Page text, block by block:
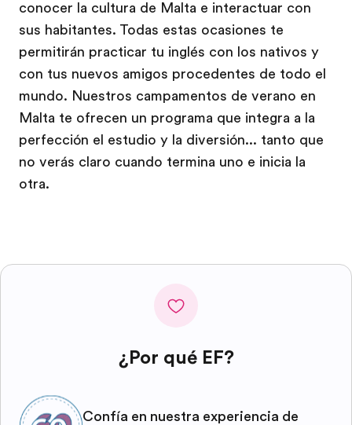
conocer la cultura de Malta e interactuar con
sus habitantes. Todas estas ocasiones te
permitirán practicar tu inglés con los nativos y
con tus nuevos amigos procedentes de todo el
mundo. Nuestros campamentos de verano en
Malta te ofrecen un programa que integra a la
perfección el estudio y la diversión... tanto que
no verás claro cuando termina uno e inicia la
otra.
¿Por qué EF?
Confía en nuestra experiencia de